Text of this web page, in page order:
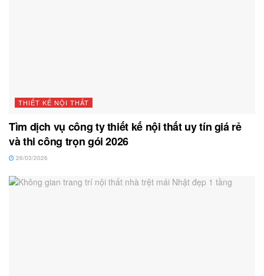
THIẾT KẾ NỘI THẤT
Tìm dịch vụ công ty thiết kế nội thất uy tín giá rẻ
và thi công trọn gói 2026
26/03/2026